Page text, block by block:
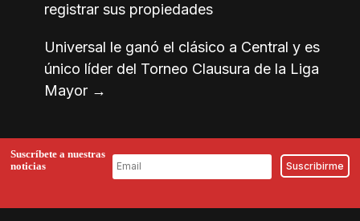
registrar sus propiedades
Universal le ganó el clásico a Central y es
único líder del Torneo Clausura de la Liga
Mayor →
Suscríbete a nuestras
noticias